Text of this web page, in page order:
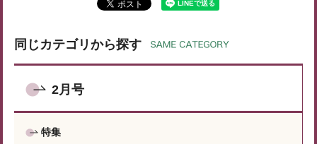
同じカテゴリから探す
2月号
特集